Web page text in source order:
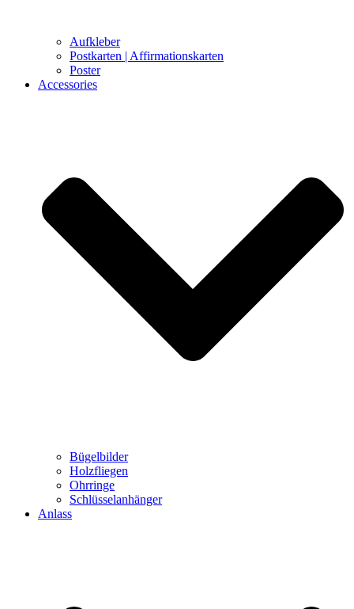
Aufkleber
Postkarten | Affirmationskarten
Poster
Accessories
Bügelbilder
Holzfliegen
Ohrringe
Schlüsselanhänger
Anlass